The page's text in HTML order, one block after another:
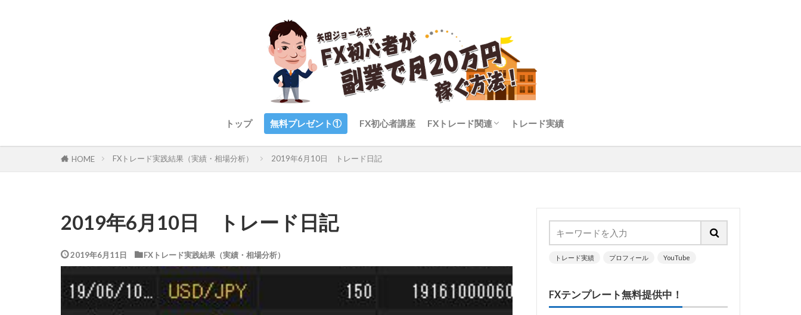
トップ 無料プレゼント① FX初心者講座 FXトレード関連 トレード実績
HOME FXトレード実践結果（実績・相場分析） 2019年6月10日 トレード日記
2019年6月10日 トレード日記
2019年6月11日 FXトレード実践結果（実績・相場分析） トレード実績 プロフィール YouTube
FXテンプレート無料提供中！